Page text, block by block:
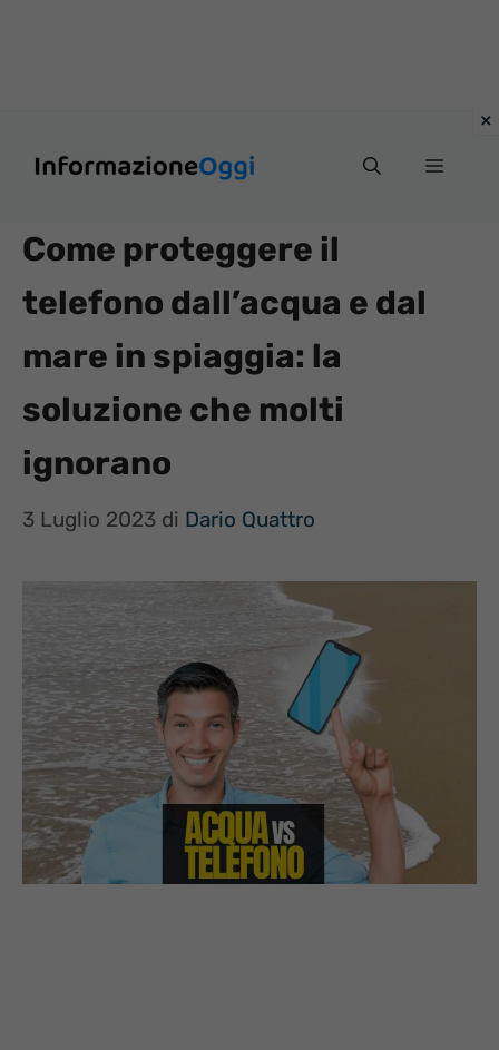
Menu
Come proteggere il
telefono dall’acqua e dal
mare in spiaggia: la
soluzione che molti
ignorano
3 Luglio 2023 di Dario Quattro